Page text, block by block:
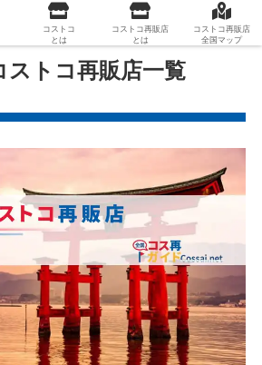
トコ再販店一覧
コストコ
とは
コストコ再販店
とは
コストコ再販店
全国マップ